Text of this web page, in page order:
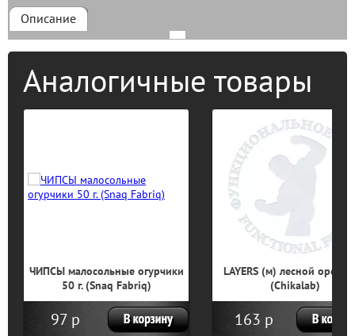
Описание
Аналогичные товары
огурчики
(Snaq Fabriq)
LAYERS (м) лесной орех 45 г.
163 р